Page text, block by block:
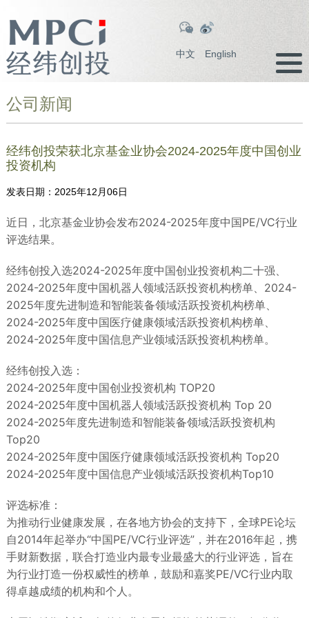
中文 English
公司新闻
经纬创投荣获北京基金业协会2024-2025年度中国创业
投资机构
发表日期： 2025年12月06日
近日，北京基金业协会发布2024-2025年度中国PE/VC行业
评选结果。
经纬创投入选2024-2025年度中国创业投资机构二十强、
2024-2025年度中国机器人领域活跃投资机构榜单、2024-
2025年度先进制造和智能装备领域活跃投资机构榜单、
2024-2025年度中国医疗健康领域活跃投资机构榜单、
2024-2025年度中国信息产业领域活跃投资机构榜单。
经纬创投入选：
2024-2025年度中国创业投资机构 TOP20
2024-2025年度中国机器人领域活跃投资机构 Top 20
2024-2025年度先进制造和智能装备领域活跃投资机构
Top20
2024-2025年度中国医疗健康领域活跃投资机构 Top20
2024-2025年度中国信息产业领域活跃投资机构Top10
评选标准：
为推动行业健康发展，在各地方协会的支持下，全球PE论坛
自2014年起举办“中国PE/VC行业评选”，并在2016年起，携
手财新数据，联合打造业内最专业最盛大的行业评选，旨在
为行业打造一份权威性的榜单，鼓励和嘉奖PE/VC行业内取
得卓越成绩的机构和个人。